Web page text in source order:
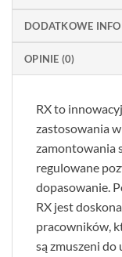
DODATKOWE
OPINIE (0)
RX to
zastosowania
zamontowania
regulowane
dopasowanie.
RX jest
pracowników,
są zmuszeni do